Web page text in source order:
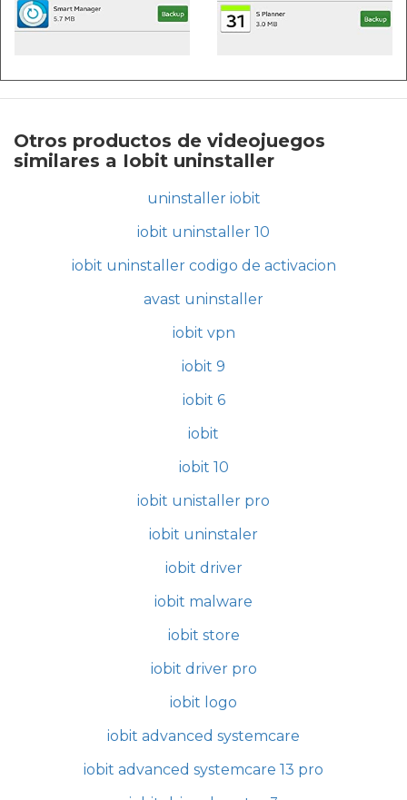
Otros productos de videojuegos
similares a Iobit uninstaller
uninstaller iobit
iobit uninstaller 10
iobit uninstaller codigo de activacion
avast uninstaller
iobit vpn
iobit 9
iobit 6
iobit
iobit 10
iobit unistaller pro
iobit uninstaler
iobit driver
iobit malware
iobit store
iobit driver pro
iobit logo
iobit advanced systemcare
iobit advanced systemcare 13 pro